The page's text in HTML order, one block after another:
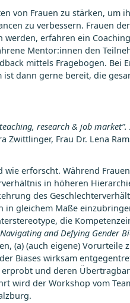
von Frauen zu stärken, um
zu verbessern. Frauen
werden, erfahren ein
Mentor:innen den
mittels Fragebogen. Bei
ist dann gerne bereit, die
teaching,research &jobmarket”.
Zwittlinger, Frau Dr. Lena
erforscht. Während
in höheren
des
gleichem Maße
die
and Defying Gender
(a) (auch eigene) Vorurteile
Biases wirksam
und deren
wird der Workshop vom